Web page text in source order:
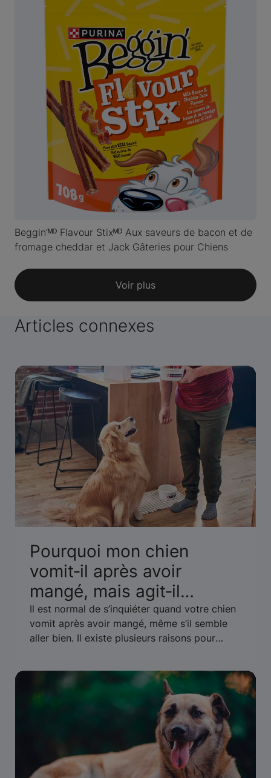
Beggin’ᴹᴰ Flavour Stixᴹᴰ Aux saveurs de bacon et de
fromage cheddar et Jack Gâteries pour Chiens
Voir plus
Articles connexes
Pourquoi mon chien
vomit‑il après avoir
mangé, mais agit‑il
normalement ?
Il est normal de s’inquiéter quand votre chien
vomit après avoir mangé, même s’il semble
aller bien. Il existe plusieurs raisons pour